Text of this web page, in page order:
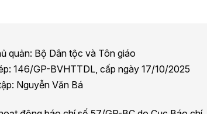
quản: Bộ Dân tộc và Tôn giáo
146/GP-BVHTTDL, cấp ngày 17/10/2025
Nguyễn Văn Bá